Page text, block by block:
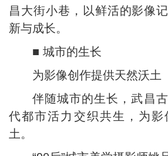
昌大街小巷，以鲜活的影像
新与成长。
■ 城市的生长
为影像创作提供天然沃土
伴随城市的生长，武昌
代都市活力交织共生，为影
土。